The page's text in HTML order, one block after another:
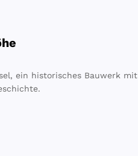
ein historisches Bauwerk mit